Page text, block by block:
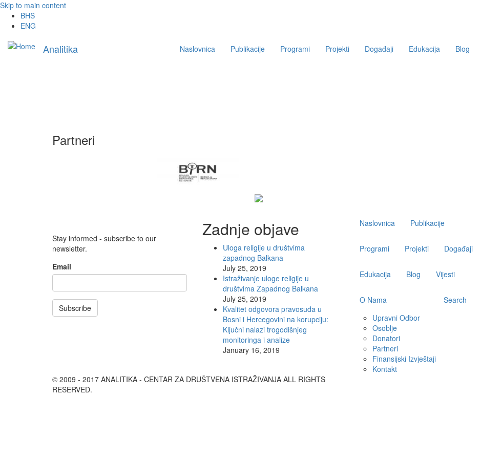
Skip to main content
BHS
ENG
Analitika
Main Naslovnica Publikacije Programi Projekti Događaji Edukacija Blog
Partneri
Stay informed - subscribe to our
newsletter.
Email
Subscribe
Zadnje objave
Uloga religije u društvima
zapadnog Balkana
July 25, 2019
Istraživanje uloge religije u
društvima Zapadnog Balkana
July 25, 2019
Kvalitet odgovora pravosuđa u
Bosni i Hercegovini na korupciju:
Ključni nalazi trogodišnjeg
monitoringa i analize
January 16, 2019
Main
Naslovnica Publikacije
Programi Projekti Događaji
Edukacija Blog Vijesti
O Nama
Upravni Odbor
Osoblje
Donatori
Partneri
Finansijski Izvještaji
Kontakt
Search
© 2009 - 2017 ANALITIKA - CENTAR ZA DRUŠTVENA ISTRAŽIVANJA ALL RIGHTS
RESERVED.